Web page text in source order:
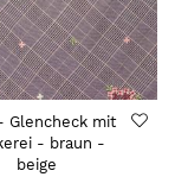
Glencheck mit
- braun -
beige